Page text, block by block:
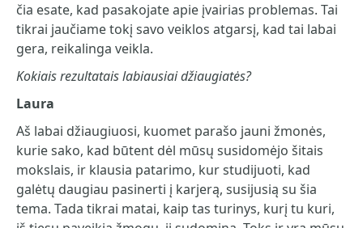
čia esate, kad pasakojate apie įvairias problemas. Tai
tikrai jaučiame tokį savo veiklos atgarsį, kad tai labai
gera, reikalinga veikla.
Kokiais rezultatais labiausiai džiaugiatės?
Laura
Aš labai džiaugiuosi, kuomet parašo jauni žmonės,
kurie sako, kad būtent dėl mūsų susidomėjo šitais
mokslais, ir klausia patarimo, kur studijuoti, kad
galėtų daugiau pasinerti į karjerą, susijusią su šia
tema. Tada tikrai matai, kaip tas turinys, kurį tu kuri,